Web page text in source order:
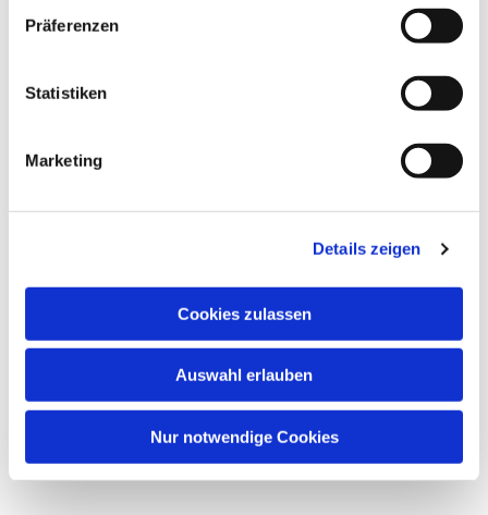
Präferenzen
Statistiken
Marketing
Details zeigen
Cookies zulassen
Auswahl erlauben
Nur notwendige Cookies